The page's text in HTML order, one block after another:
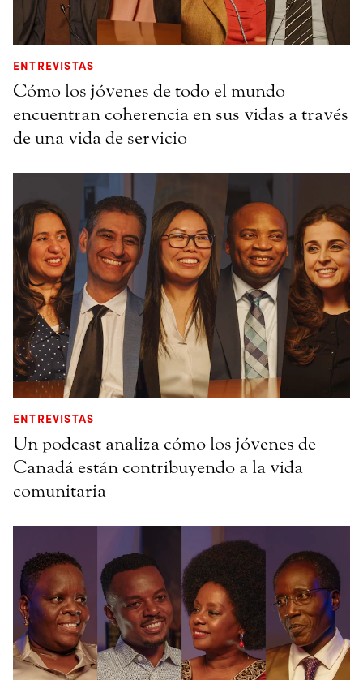
ENTREVISTAS
Cómo los jóvenes de todo el mundo
encuentran coherencia en sus vidas a través
de una vida de servicio
ENTREVISTAS
Un podcast analiza cómo los jóvenes de
Canadá están contribuyendo a la vida
comunitaria